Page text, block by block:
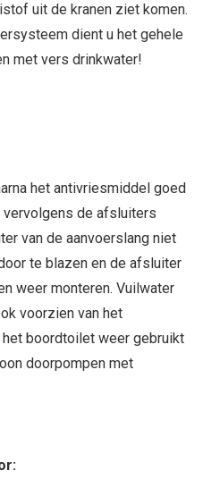
uit de kranen ziet komen.
dient u het gehele
met vers drinkwater!
het antivriesmiddel goed
de afsluiters
van de aanvoerslang niet
te blazen en de afsluiter
weer monteren. Vuilwater
voorzien van het
boordtoilet weer gebruikt
doorpompen met